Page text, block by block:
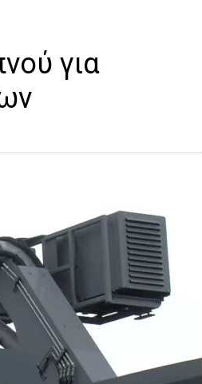
για